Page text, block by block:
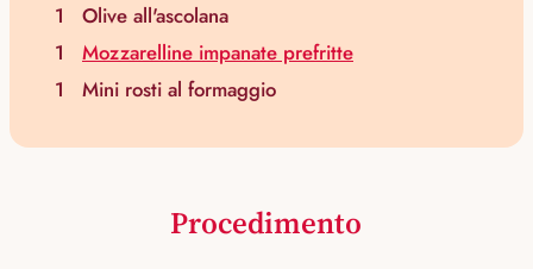
1
Olive all'ascolana
1
Mozzarelline impanate prefritte
1
Mini rosti al formaggio
Procedimento